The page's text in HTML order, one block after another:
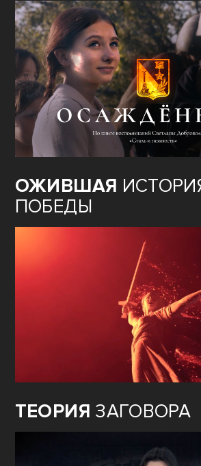
ОЖИВШАЯ
ПОБЕДЫ
ТЕОРИЯ ЗАГОВОРА